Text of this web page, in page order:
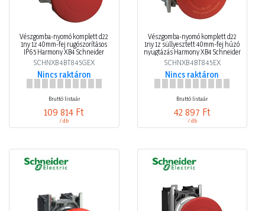
Vészgomba-nyomó komplett d22
1ny 1z 40mm-fej rugószorításos
IP65 Harmony XB4 Schneider
SCHNXB4BT845GEX
Nincs raktáron
Bruttó listaár
109 814 Ft
/ db
Vészgomba-nyomó komplett d22
1ny 1z süllyesztett 40mm-fej húzó
nyugtázás Harmony XB4 Schneider
SCHNXB4BT845EX
Nincs raktáron
Bruttó listaár
42 897 Ft
/ db